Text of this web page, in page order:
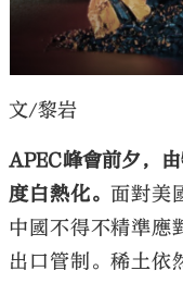
文/黎岩
APEC峰會前夕，
度白熱化。面對美
中國不得不精準應
出口管制。稀土依